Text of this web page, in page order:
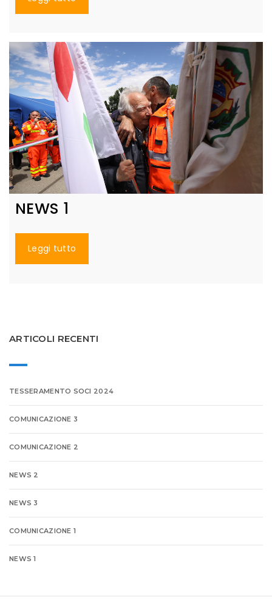
NEWS 1
Leggi tutto
ARTICOLI RECENTI
TESSERAMENTO SOCI 2024
COMUNICAZIONE 3
COMUNICAZIONE 2
NEWS 2
NEWS 3
COMUNICAZIONE 1
NEWS 1